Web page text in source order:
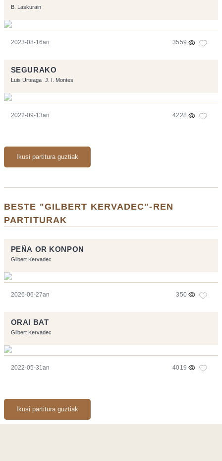
B. Laskurain
2023-08-16an 3559
SEGURAKO
Luis Urteaga J. I. Montes
2022-09-13an 4228
Ikusi partitura guztiak
BESTE "GILBERT KERVADEC"-REN
PARTITURAK
PEÑA OR KONPON
Gilbert Kervadec
2026-06-27an 350
ORAI BAT
Gilbert Kervadec
2022-05-31an 4019
Ikusi partitura guztiak